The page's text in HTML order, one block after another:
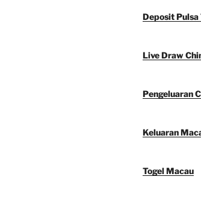
Deposit Pulsa
Live Draw
Pengeluaran
Keluaran
Togel Macau